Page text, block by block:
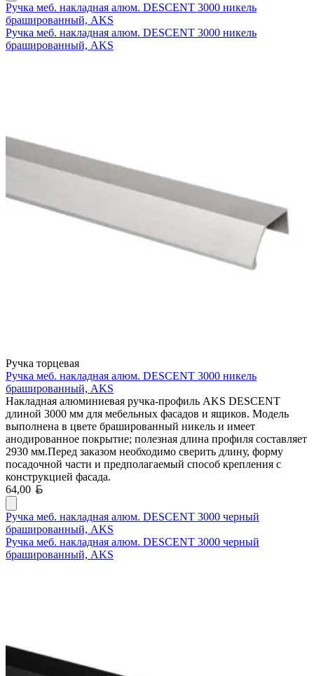
Ручка меб. накладная алюм. DESCENT 3000 никель
брашированный, AKS
Ручка меб. накладная алюм. DESCENT 3000 никель
брашированный, AKS
Ручка торцевая
Ручка меб. накладная алюм. DESCENT 3000 никель
брашированный, AKS
Накладная алюминиевая ручка-профиль AKS DESCENT
длиной 3000 мм для мебельных фасадов и ящиков. Модель
выполнена в цвете брашированный никель и имеет
анодированное покрытие; полезная длина профиля составляет
2930 мм.Перед заказом необходимо сверить длину, форму
посадочной части и предполагаемый способ крепления с
конструкцией фасада.
64,00
Ручка меб. накладная алюм. DESCENT 3000 черный
брашированный, AKS
Ручка меб. накладная алюм. DESCENT 3000 черный
брашированный, AKS